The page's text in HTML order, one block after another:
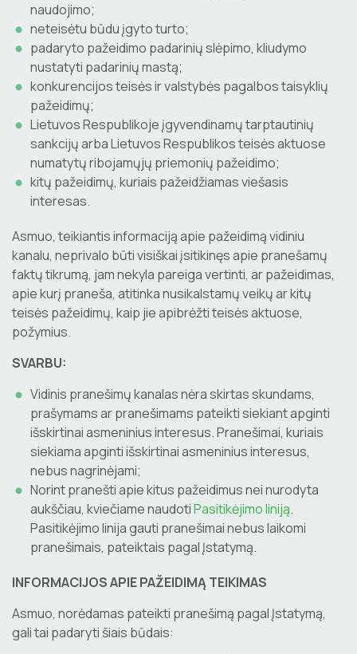
naudojimo;
neteisėtu būdu įgyto turto;
padaryto pažeidimo padarinių slėpimo, kliudymo
nustatyti padarinių mastą;
konkurencijos teisės ir valstybės pagalbos taisyklių
pažeidimų;
Lietuvos Respublikoje įgyvendinamų tarptautinių
sankcijų arba Lietuvos Respublikos teisės aktuose
numatytų ribojamųjų priemonių pažeidimo;
kitų pažeidimų, kuriais pažeidžiamas viešasis
interesas.
Asmuo, teikiantis informaciją apie pažeidimą vidiniu
kanalu, neprivalo būti visiškai įsitikinęs apie pranešamų
faktų tikrumą, jam nekyla pareiga vertinti, ar pažeidimas,
apie kurį praneša, atitinka nusikalstamų veikų ar kitų
teisės pažeidimų, kaip jie apibrėžti teisės aktuose,
požymius.
SVARBU:
Vidinis pranešimų kanalas nėra skirtas skundams,
prašymams ar pranešimams pateikti siekiant apginti
išskirtinai asmeninius interesus. Pranešimai, kuriais
siekiama apginti išskirtinai asmeninius interesus,
nebus nagrinėjami;
Norint pranešti apie kitus pažeidimus nei nurodyta
aukščiau, kviečiame naudotiPasitikėjimo liniją.
Pasitikėjimo linija gauti pranešimai nebus laikomi
pranešimais, pateiktais pagal Įstatymą.
INFORMACIJOS APIE PAŽEIDIMĄ TEIKIMAS
Asmuo, norėdamas pateikti pranešimą pagal Įstatymą,
gali tai padaryti šiais būdais: